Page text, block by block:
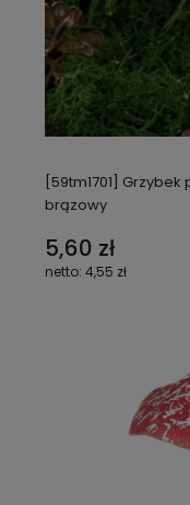
[59tm1701]
brązowy
5,60 zł
4,55 zł